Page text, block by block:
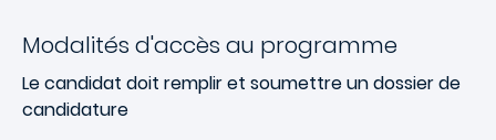
Modalités d'accès au programme
Le candidat doit remplir et soumettre un dossier de
candidature